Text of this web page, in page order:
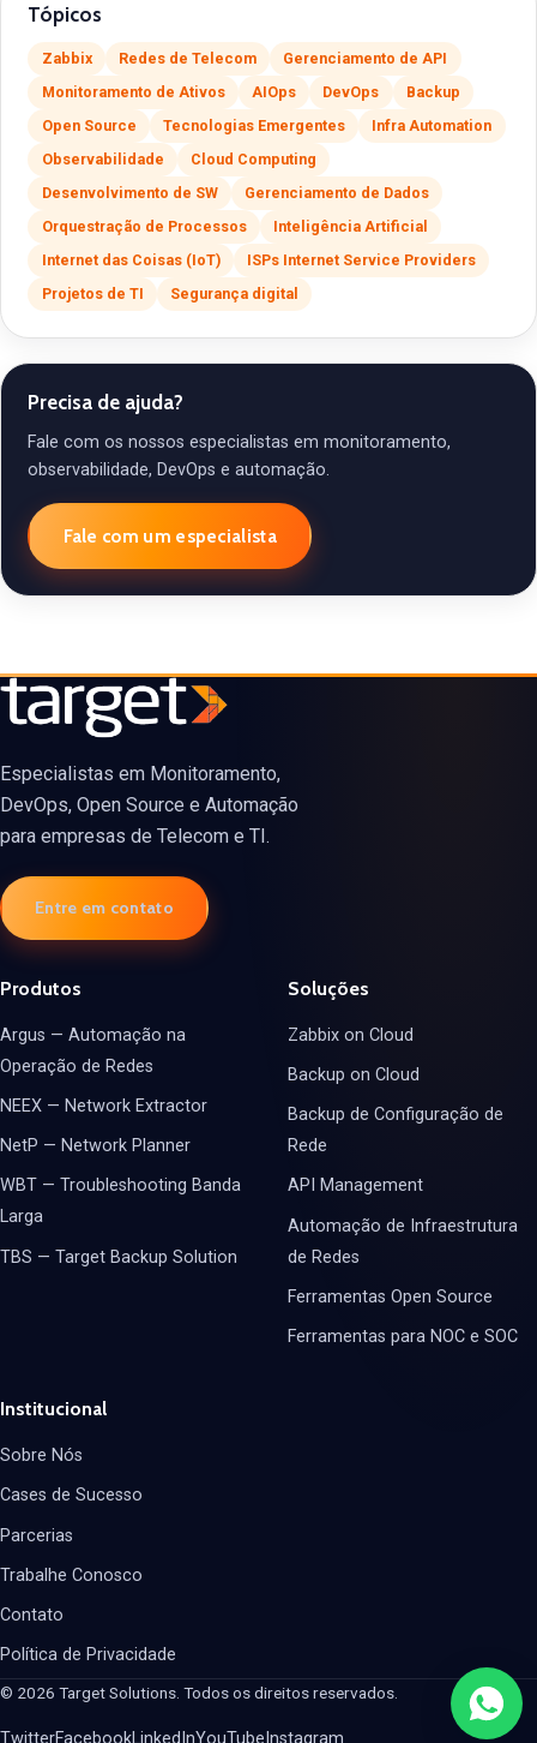
Tópicos
Zabbix Redes de Telecom
Gerenciamento de API
Monitoramento de Ativos
AIOps DevOps
Backup
Open Source
Tecnologias Emergentes
Infra Automation
Observabilidade
Cloud Computing
Desenvolvimento de SW
Gerenciamento de Dados
Orquestração de Processos
Inteligência Artificial
Internet das Coisas (IoT)
ISPs Internet Service Providers
Projetos de TI
Segurança digital
Precisa de ajuda?
Fale com os nossos especialistas em monitoramento,
observabilidade, DevOps e automação.
Fale com um especialista
Especialistas em Monitoramento,
DevOps, Open Source e Automação
para empresas de Telecom e TI.
Entre em contato
Produtos
Argus — Automação na
Operação de Redes
NEEX — Network Extractor
NetP — Network Planner
WBT — Troubleshooting Banda
Larga
TBS — Target Backup Solution
Soluções
Zabbix on Cloud
Backup on Cloud
Backup de Configuração de
Rede
API Management
Automação de Infraestrutura
de Redes
Ferramentas Open Source
Ferramentas para NOC e SOC
Institucional
Sobre Nós
Cases de Sucesso
Parcerias
Trabalhe Conosco
Contato
Política de Privacidade
© 2026 Target Solutions. Todos os direitos reservados.